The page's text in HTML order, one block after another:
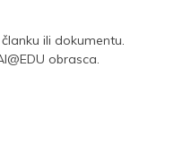
ili dokumentu.
obrasca.